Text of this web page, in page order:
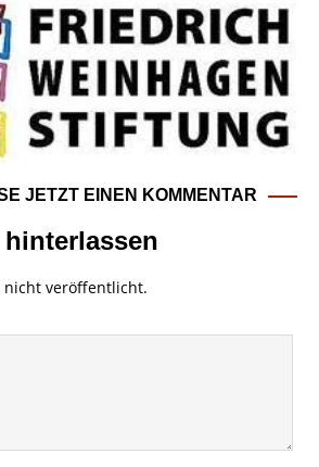
JETZT EINEN KOMMENTAR
nicht veröffentlicht.